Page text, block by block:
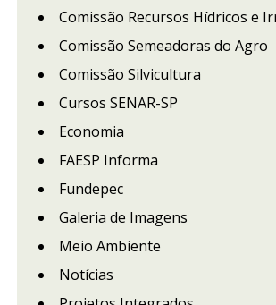
Comissão Recursos Hídricos e
Comissão Semeadoras do Agro
Comissão Silvicultura
Cursos SENAR-SP
Economia
FAESP Informa
Fundepec
Galeria de Imagens
Meio Ambiente
Notícias